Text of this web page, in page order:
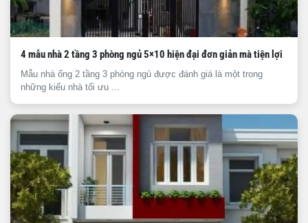
4 mẫu nhà 2 tầng 3 phòng ngủ 5×10 hiện đại đơn giản mà tiện lợi
Mẫu nhà ống 2 tầng 3 phòng ngủ được đánh giá là một trong
những kiểu nhà tối ưu ...